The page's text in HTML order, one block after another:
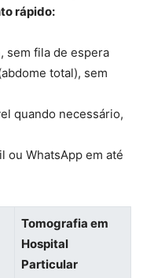
rápido:
sem fila de espera
total), sem
quando necessário,
ou WhatsApp em até
Tomografia em
Hospital
Particular